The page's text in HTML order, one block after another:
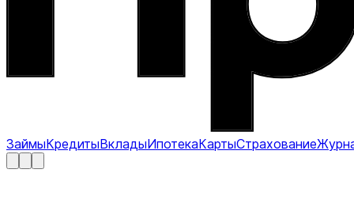
ЗаймыКредитыВкладыИпотекаКартыСтрахование